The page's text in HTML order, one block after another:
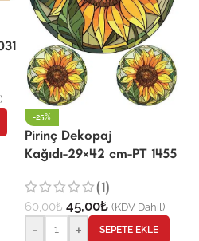
-25%
Pirinç Dekopaj
Kağıdı-29×42 cm-PT 1455
(1)
60,00₺ 45,00₺ (KDV Dahil)
- + SEPETE EKLE